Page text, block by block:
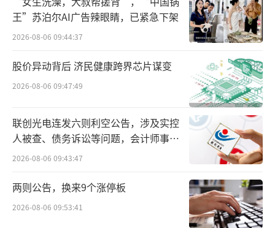
季度，轻居3.0共签约30家，签约占比超15%。
截至3月31日，已开业的轻居3.0酒店达到36
家。成熟门店经营表现强劲，一季度淡季客房
收入（RevPAR）超过290元，四月份提升至30
据了解，轻居3.0持续围绕“自在轻生
活”的理念，进一步提升了各项服务触点，包
括上线全新的“城市攻略”以及推出特色“铂
金礼遇”服务产品，让用户在轻居“好看、好
玩又好住”。
王”苏泊尔AI广告辣眼睛，已紧急下架
2026-08-06 09:44:37
股价异动背后 济民健康跨界芯片谋变
2026-08-06 09:47:49
联创光电连发六则利空公告，涉及实控
人被查、债务诉讼等问题，会计师事务
所曾出具“保留意见”
2026-08-06 09:43:47
两则公告，换来9个涨停板
2026-08-06 09:53:41